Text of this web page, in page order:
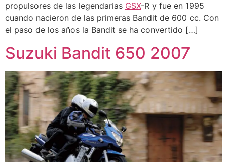
propulsores de las legendarias GSX-R y fue en 1995
cuando nacieron de las primeras Bandit de 600 cc. Con
el paso de los años la Bandit se ha convertido […]
Suzuki Bandit 650 2007